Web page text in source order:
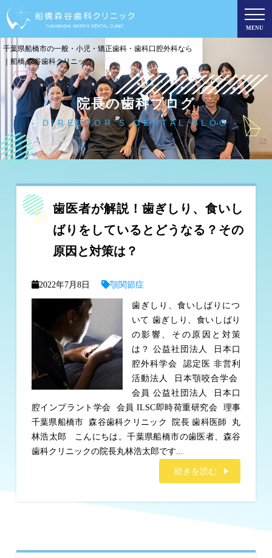
MENU
千葉県船橋市の一般・小児・矯正歯科・歯科口腔外科なら
｜船橋 森谷歯科クリニック
院長の歯科ブログ
DIRECTOR'S DENTAL BLOG
歯医者が解説！歯ぎしり、食いし
ばりをしているとどうなる？その
原因と対策は？
2022年7月8日 顎関節症
歯ぎしり、食いしばりにつ
いて 歯ぎしり、食いしばり
の影響、その原因と対策
は？ 公益社団法人 日本口
腔外科学会 認定医 非営利
活動法人 日本顎咬合学会
会員 公益社団法人 日本口
腔インプラント学会 会員 ILSC即時荷重研究会 理事
千葉県船橋市 森谷歯科クリニック 院長 歯科医師 丸
林浩太郎 こんにちは。千葉県船橋市の歯医者、森谷
歯科クリニックの院長丸林浩太郎です...
続きを読む